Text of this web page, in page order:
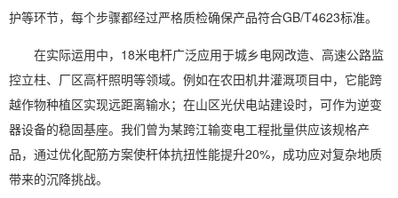
护等环节，每个步骤都经过严格质检确保产品符合GB/T4623标准。
在实际运用中，18米电杆广泛应用于城乡电网改造、高速公路监
控立柱、厂区高杆照明等领域。例如在农田机井灌溉项目中，它能跨
越作物种植区实现远距离输水；在山区光伏电站建设时，可作为逆变
器设备的稳固基座。我们曾为某跨江输变电工程批量供应该规格产
品，通过优化配筋方案使杆体抗扭性能提升20%，成功应对复杂地质
带来的沉降挑战。